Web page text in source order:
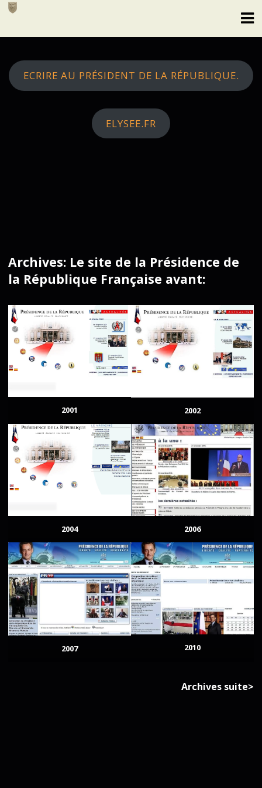
Skip
ECRIRE AU PRÉSIDENT DE LA RÉPUBLIQUE.
ELYSEE.FR
Archives: Le site de la Présidence de
la République Française avant:
2001 2002
2004 2006
2007 2010
Archives suite>